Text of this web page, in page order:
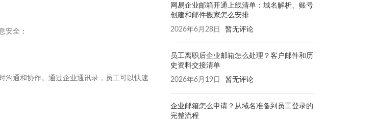
安全：
沟通和协作。通过企业通讯录，员工可以快速
网易企业邮箱开通上线清单：域名解析、账号
创建和邮件搬家怎么安排
2026年6月28日 暂无评论
员工离职后企业邮箱怎么处理？客户邮件和历
史资料交接清单
2026年6月19日 暂无评论
企业邮箱怎么申请？从域名准备到员工登录的
完整流程